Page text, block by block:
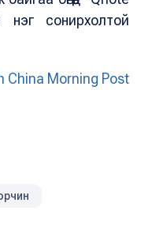
нэг сонирхолтой
China Morning Post